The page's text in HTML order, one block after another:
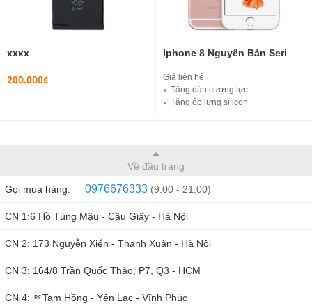
xxxx
200.000₫
Iphone 8 Nguyên Bản Seri
Giá liên hệ
Tặng dán cường lực
Tặng ốp lưng silicon
Về đầu trang
Gọi mua hàng: 0976676333 (9:00 - 21:00)
CN 1:6 Hồ Tùng Mậu - Cầu Giấy - Hà Nội
CN 2: 173 Nguyễn Xiển - Thanh Xuân - Hà Nội
CN 3: 164/8 Trần Quốc Thảo, P7, Q3 - HCM
CN 4: Tam Hồng - Yên Lạc - Vĩnh Phúc